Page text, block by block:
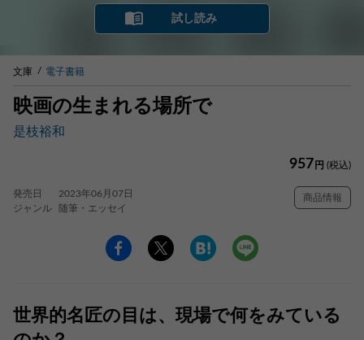
試し読み
文庫 電子書籍
映画の生まれる場所で
是枝裕和
957 円 (税込)
発売日
2023年06月07日
ジャンル
随筆・エッセイ
商品情報
世界的名匠の目は、現場で何をみている